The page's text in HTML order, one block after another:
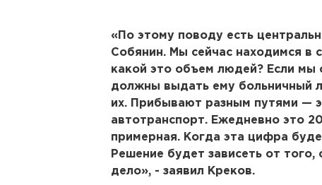
«По этому поводу есть
Собянин. Мы сейчас находимся в
какой это объем людей? Если
должны выдать ему больничный
их. Прибывают разным путями —
автотранспорт. Ежедневно это
примерная. Когда эта цифра
Решение будет зависеть от
дело», - заявил Креков.